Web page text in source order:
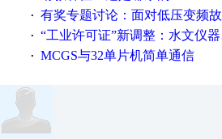
· 有奖专题讨论：面对低压变频故障，老手是这样解决的！
· “工业许可证”新调整：水文仪器等19类产品取消事前生产许可
· MCGS与32单片机简单通信